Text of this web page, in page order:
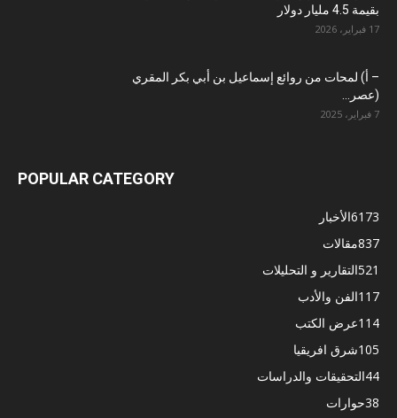
بقيمة 4.5 مليار دولار
17 فبراير، 2026
– أ) لمحات من روائع إسماعيل بن أبي بكر المقري
(عصر...
7 فبراير، 2025
POPULAR CATEGORY
الأخبار6173
مقالات837
التقارير و التحليلات521
الفن والأدب117
عرض الكتب114
شرق افريقيا105
التحقيقات والدراسات44
حوارات38